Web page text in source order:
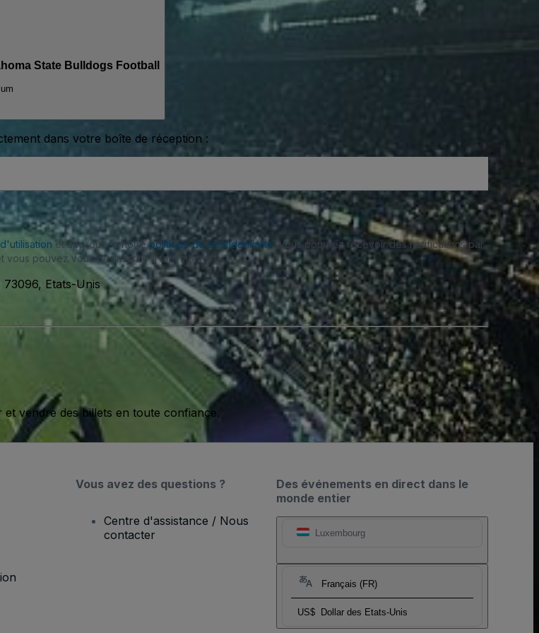
State Bulldogs Football
dans votre boîte de réception :
et approuvez notrepolitique de confidentialité . Vous pourriez recevoir des notifications par
vous pouvez vous désinscrire à tout moment.
Etats-Unis
vendre des billets en toute confiance.
Des événements en direct dans le
monde entier
Luxembourg
Français (FR)
US$ Dollar des Etats-Unis
Vous avez des questions ?
Centre d'assistance / Nous
contacter